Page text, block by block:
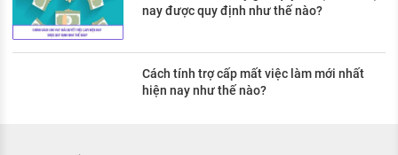
nay được quy định như thế nào?
Cách tính trợ cấp mất việc làm mới nhất
hiện nay như thế nào?